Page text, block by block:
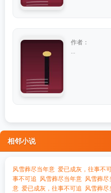
作者：
相邻小说
风雪葬尽当年意 爱已成灰，往事不
事不可追 风雪葬尽当年意 风雪葬尽
意 爱已成灰，往事不可追 风雪葬尽